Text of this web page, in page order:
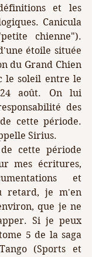
et les
Canicula
chienne").
étoile située
du Grand Chien
le soleil entre le
août. On lui
des
cette période.
Sirius.
cette période
mes écritures,
et
retard, je m'en
que je ne
Si je peux
5 de la saga
(Sports et